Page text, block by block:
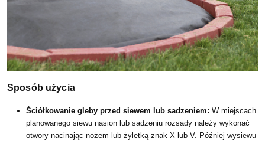
Sposób użycia
Ściółkowanie gleby przed siewem lub sadzeniem: W miejscach
planowanego siewu nasion lub sadzeniu rozsady należy wykonać
otwory nacinając nożem lub żyletką znak X lub V. Później wysiewu